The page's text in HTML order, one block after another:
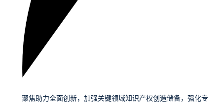
聚焦助力全面创新， 加强关键领域知识产权创造储备，强化专